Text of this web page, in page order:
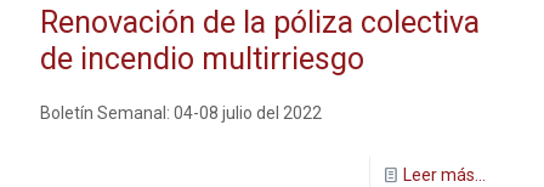
Renovación de la póliza colectiva
de incendio multirriesgo
Boletín Semanal: 04-08 julio del 2022
Leer más...